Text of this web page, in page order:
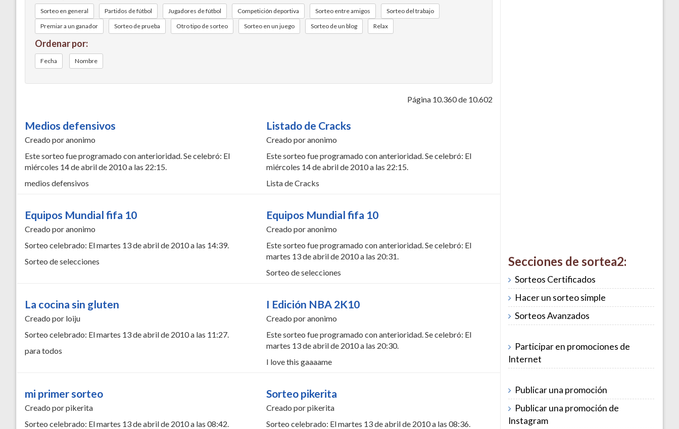
Sorteo en general Partidos de fútbol Jugadores de fútbol Competición deportiva Sorteo entre amigos
Sorteo del trabajo
Premiar a un ganador
Sorteo de prueba Otro tipo de sorteo Sorteo en un juego Sorteo de un blog Relax
Ordenar por:
Fecha Nombre
Página 10.360 de 10.602
Medios defensivos
Creado por anonimo
Este sorteo fue programado con anterioridad. Se celebró: El
miércoles 14 de abril de 2010 a las 22:15.
medios defensivos
Listado de Cracks
Creado por anonimo
Este sorteo fue programado con anterioridad. Se celebró: El
miércoles 14 de abril de 2010 a las 22:15.
Lista de Cracks
Equipos Mundial fifa 10
Creado por anonimo
Sorteo celebrado: El martes 13 de abril de 2010 a las 14:39.
Sorteo de selecciones
Equipos Mundial fifa 10
Creado por anonimo
Este sorteo fue programado con anterioridad. Se celebró: El
martes 13 de abril de 2010 a las 20:31.
Sorteo de selecciones
La cocina sin gluten
Creado por loiju
Sorteo celebrado: El martes 13 de abril de 2010 a las 11:27.
para todos
I Edición NBA 2K10
Creado por anonimo
Este sorteo fue programado con anterioridad. Se celebró: El
martes 13 de abril de 2010 a las 20:30.
I love this gaaaame
mi primer sorteo
Creado por pikerita
Sorteo celebrado: El martes 13 de abril de 2010 a las 08:42.
Sorteo pikerita
Creado por pikerita
Sorteo celebrado: El martes 13 de abril de 2010 a las 08:36.
Secciones de sortea2:
Sorteos Certificados
Hacer un sorteo simple
Sorteos Avanzados
Participar en promociones de
Internet
Publicar una promoción
Publicar una promoción de
Instagram